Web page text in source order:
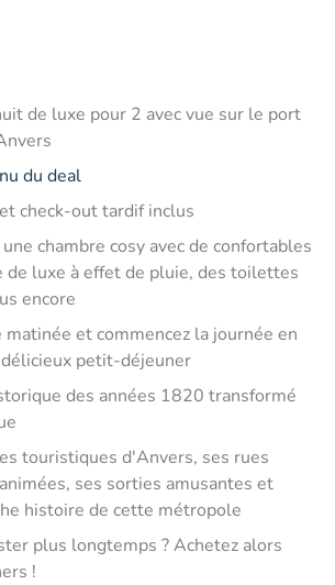
de luxe pour 2 avec vue sur le port
du deal
check-out tardif inclus
chambre cosy avec de confortables
de luxe à effet de pluie, des toilettes
encore
matinée et commencez la journée en
petit-déjeuner
des années 1820 transformé
touristiques d'Anvers, ses rues
ses sorties amusantes et
histoire de cette métropole
plus longtemps ? Achetez alors
!